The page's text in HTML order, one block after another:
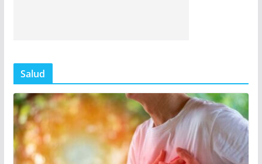
Salud